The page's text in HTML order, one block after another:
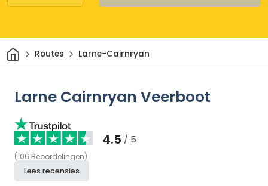
ThuisRoutes Larne-Cairnryan
Larne Cairnryan Veerboot
4.5 / 5
(106 Beoordelingen)
Lees recensies